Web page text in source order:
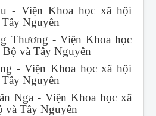
- Viện Khoa học xã hội
và Tây Nguyên
Thương - Viện Khoa học
và Tây Nguyên
- Viện Khoa học xã hội
Nguyên
Nga - Viện Khoa học xã
và Tây Nguyên